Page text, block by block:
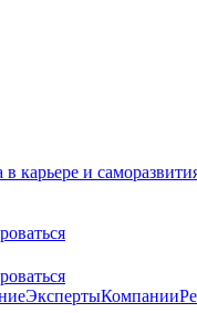
карьере и
ЭкспертыКомпании